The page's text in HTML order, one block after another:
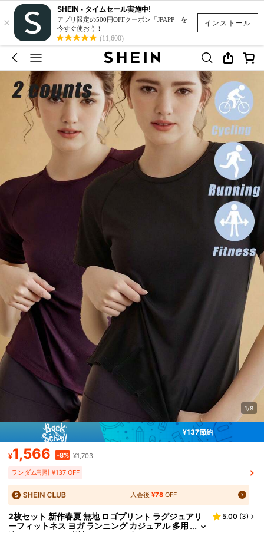
インストール
×
SHEIN - タイムセール実施中!
アプリ限定の500円OFFクーポン「JPAPP」を
今すぐ使おう！
(11,600)
1/8
¥137節約
¥1,566 -8% ¥1,703
ランダム割引 ¥137 OFF
入会後¥78 OFF
2枚セット 新作春夏 無地 ロゴプリント ラグジュアリ
ーフィットネス ヨガ ランニング カジュアル 多用
5.00 (3)